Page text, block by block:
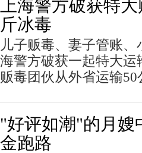
上海警方破获特
斤冰毒
儿子贩毒、妻子管账
海警方破获一起特大
贩毒团伙从外省运输
"好评如潮"的月嫂
金跑路